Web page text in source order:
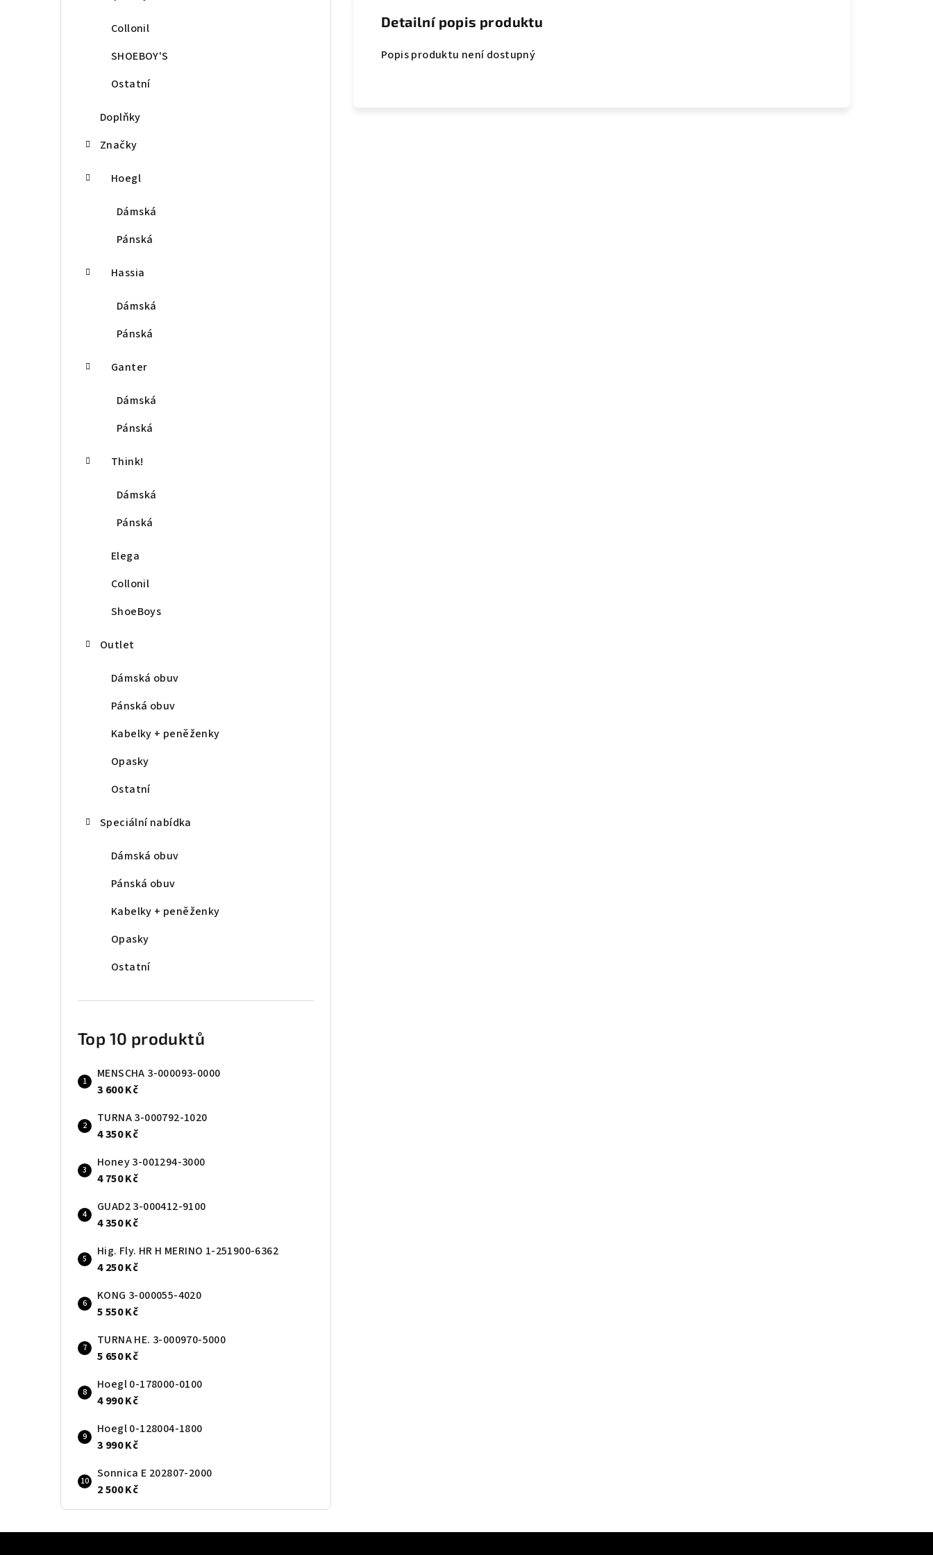
Collonil
SHOEBOY'S
Ostatní
Doplňky
Značky
Hoegl
Dámská
Pánská
Hassia
Dámská
Pánská
Ganter
Dámská
Pánská
Think!
Dámská
Pánská
Elega
Collonil
ShoeBoys
Outlet
Dámská obuv
Pánská obuv
Kabelky + peněženky
Opasky
Ostatní
Speciální nabídka
Dámská obuv
Pánská obuv
Kabelky + peněženky
Opasky
Ostatní
Top 10 produktů
MENSCHA 3-000093-0000
3 600 Kč
TURNA 3-000792-1020
4 350 Kč
Honey 3-001294-3000
4 750 Kč
GUAD2 3-000412-9100
4 350 Kč
Hig. Fly. HR H MERINO 1-251900-6362
4 250 Kč
KONG 3-000055-4020
5 550 Kč
TURNA HE. 3-000970-5000
5 650 Kč
Hoegl 0-178000-0100
4 990 Kč
Hoegl 0-128004-1800
3 990 Kč
Sonnica E 202807-2000
2 500 Kč
Detailní popis produktu
Popis produktu není dostupný